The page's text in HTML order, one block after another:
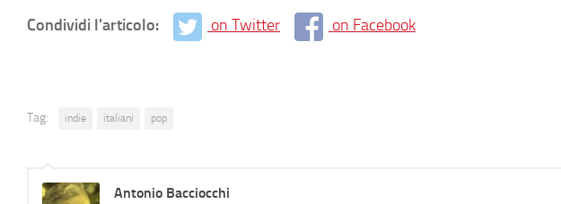
Condividi l'articolo: on Twitter on Facebook
Tag: indie italiani pop
Antonio Bacciocchi